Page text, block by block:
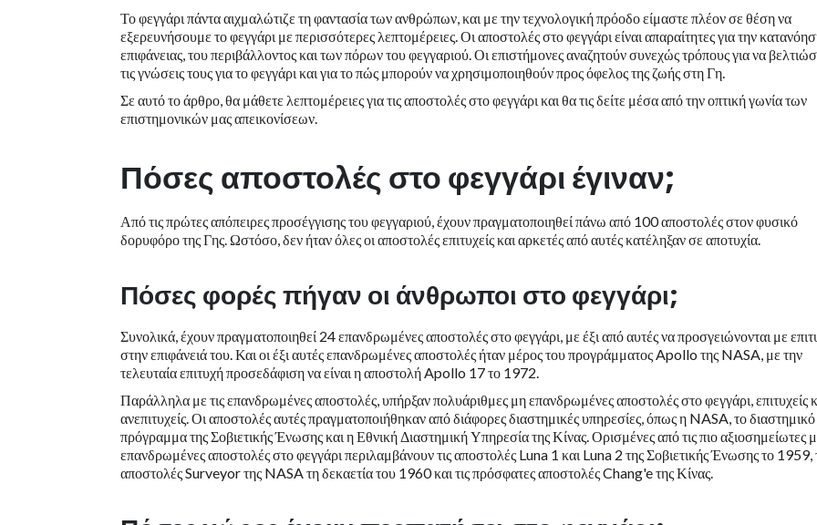
Το φεγγάρι πάντα αιχμαλώτιζε τη φαντασία των ανθρώπων, και με την τεχνολογική πρόοδο είμαστε πλέον σε θέση να
εξερευνήσουμε το φεγγάρι με περισσότερες λεπτομέρειες. Οι αποστολές στο φεγγάρι είναι απαραίτητες για την
επιφάνειας, του περιβάλλοντος και των πόρων του φεγγαριού. Οι επιστήμονες αναζητούν συνεχώς τρόπους για να
τις γνώσεις τους για το φεγγάρι και για το πώς μπορούν να χρησιμοποιηθούν προς όφελος της ζωής στη Γη.
Σε αυτό το άρθρο, θα μάθετε λεπτομέρειες για τις αποστολές στο φεγγάρι και θα τις δείτε μέσα από την οπτική γωνία των
επιστημονικών μας απεικονίσεων.
Πόσες αποστολές στο φεγγάρι έγιναν;
Από τις πρώτες απόπειρες προσέγγισης του φεγγαριού, έχουν πραγματοποιηθεί πάνω από 100 αποστολές στον φυσικό
δορυφόρο της Γης. Ωστόσο, δεν ήταν όλες οι αποστολές επιτυχείς και αρκετές από αυτές κατέληξαν σε αποτυχία.
Πόσες φορές πήγαν οι άνθρωποι στο φεγγάρι;
Συνολικά, έχουν πραγματοποιηθεί 24 επανδρωμένες αποστολές στο φεγγάρι, με έξι από αυτές να προσγειώνονται με
στην επιφάνειά του. Και οι έξι αυτές επανδρωμένες αποστολές ήταν μέρος του προγράμματος Apollo της NASA, με την
τελευταία επιτυχή προσεδάφιση να είναι η αποστολή Apollo 17 το 1972.
Παράλληλα με τις επανδρωμένες αποστολές, υπήρξαν πολυάριθμες μη επανδρωμένες αποστολές στο φεγγάρι, επιτυχείς
ανεπιτυχείς. Οι αποστολές αυτές πραγματοποιήθηκαν από διάφορες διαστημικές υπηρεσίες, όπως η NASA, το διαστημικό
πρόγραμμα της Σοβιετικής Ένωσης και η Εθνική Διαστημική Υπηρεσία της Κίνας. Ορισμένες από τις πιο αξιοσημείωτες
επανδρωμένες αποστολές στο φεγγάρι περιλαμβάνουν τις αποστολές Luna 1 και Luna 2 της Σοβιετικής Ένωσης το 1959,
αποστολές Surveyor της NASA τη δεκαετία του 1960 και τις πρόσφατες αποστολές Chang'e της Κίνας.